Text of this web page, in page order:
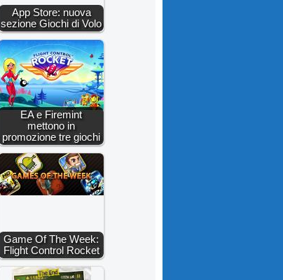
App Store: nuova
sezione Giochi di Volo
EA e Firemint
mettono in
promozione tre giochi
Game Of The Week:
Flight Control Rocket